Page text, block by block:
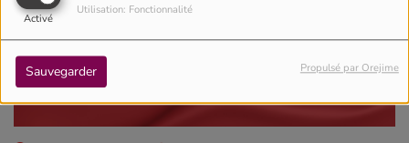
Activé
Utilisation: Fonctionnalité
Sauvegarder Propulsé par Orejime